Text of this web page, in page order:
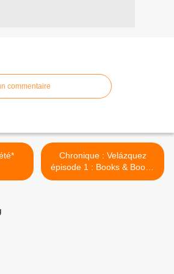
commentaire
Chronique : Velázquez
épisode 1 : Books & Boom.
>